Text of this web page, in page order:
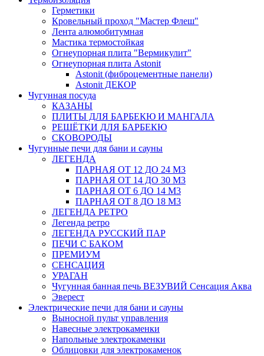
Герметики
Кровельный проход "Мастер Флеш"
Лента алюмобитумная
Мастика термостойкая
Огнеупорная плита "Вермикулит"
Огнеупорная плита Astonit
Astonit (фиброцементные панели)
Astonit ДЕКОР
Чугунная посуда
КАЗАНЫ
ПЛИТЫ ДЛЯ БАРБЕКЮ И МАНГАЛА
РЕШЁТКИ ДЛЯ БАРБЕКЮ
СКОВОРОДЫ
Чугунные печи для бани и сауны
ЛЕГЕНДА
ПАРНАЯ ОТ 12 ДО 24 М3
ПАРНАЯ ОТ 14 ДО 30 М3
ПАРНАЯ ОТ 6 ДО 14 М3
ПАРНАЯ ОТ 8 ДО 18 М3
ЛЕГЕНДА РЕТРО
Легенда ретро
ЛЕГЕНДА РУССКИЙ ПАР
ПЕЧИ С БАКОМ
ПРЕМИУМ
СЕНСАЦИЯ
УРАГАН
Чугунная банная печь ВЕЗУВИЙ Сенсация Аква
Эверест
Электрические печи для бани и сауны
Выносной пульт управления
Навесные электрокаменки
Напольные электрокаменки
Облицовки для электрокаменок